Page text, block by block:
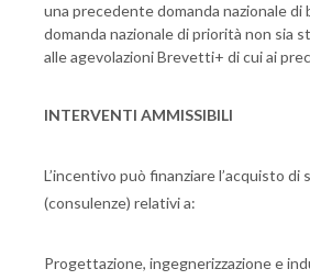
una precedente domanda nazionale
domanda nazionale di priorità non sia
alle agevolazioni Brevetti+ di cui ai
INTERVENTI AMMISSIBILI
L’incentivo può finanziare l’acquisto di
(consulenze) relativi a:
Progettazione, ingegnerizzazione e